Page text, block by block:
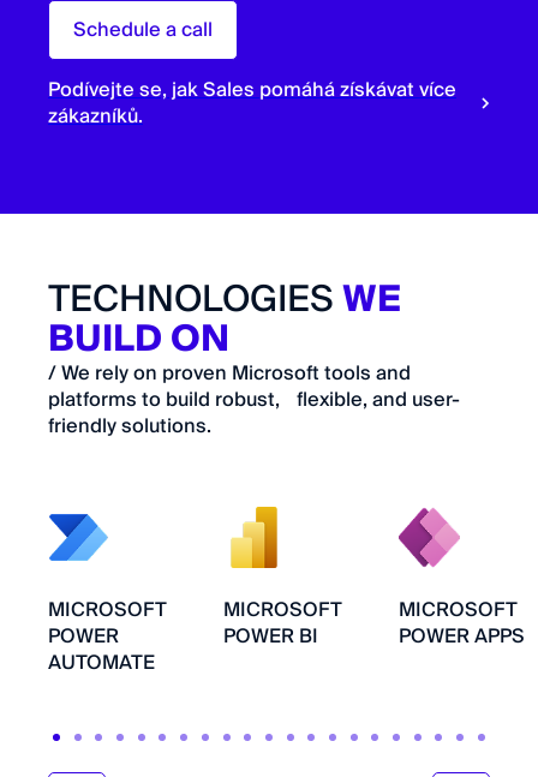
Schedule a call
Podívejte se, jak Sales pomáhá získávat více
zákazníků.
TECHNOLOGIESWE
BUILD ON
/ We rely on proven Microsoft tools and
platforms to build robust, flexible, and user-
friendly solutions.
MICROSOFT
POWER
AUTOMATE
MICROSOFT
POWER BI
MICROSOFT
POWER APPS